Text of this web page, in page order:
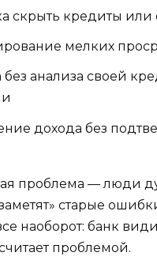
скрыть кредиты или
мелких
без анализа своей
дохода без
проблема — люди
старые
наоборот: банк
проблемой.